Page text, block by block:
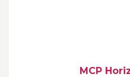
MCP